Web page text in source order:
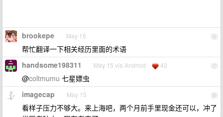
6
brookepe May 15
帮忙翻译一下相关经历里面的术语
7
handsome198311 May 15 via Android 43
@coltmumu 七星嫖虫
8
imagecap May 15
看样子压力不够大。来上海吧，两个月前手里现金还可以，冲了